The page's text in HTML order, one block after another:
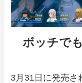
ボッチでも
3月31日に発売さ